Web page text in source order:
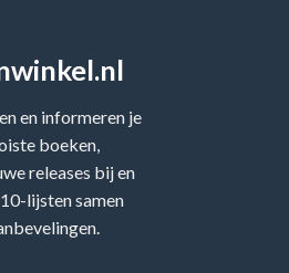
en informeren je
boeken,
releases bij en
lijsten samen